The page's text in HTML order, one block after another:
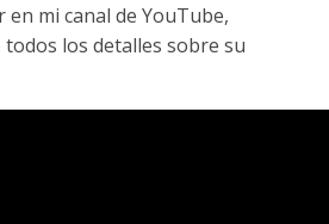
mi canal de YouTube,
los detalles sobre su